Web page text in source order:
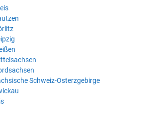
Schweiz-Osterzgebirge